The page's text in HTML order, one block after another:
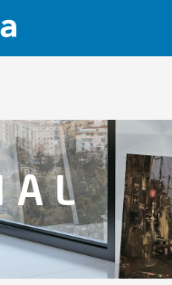
▼
▼